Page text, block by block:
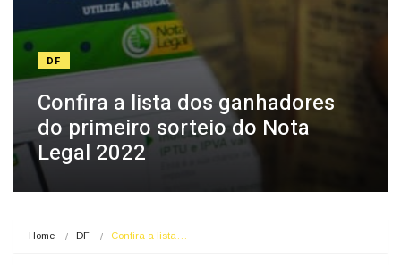
DF
Confira a lista dos ganhadores
do primeiro sorteio do Nota
Legal 2022
Home DF Confira a lista…